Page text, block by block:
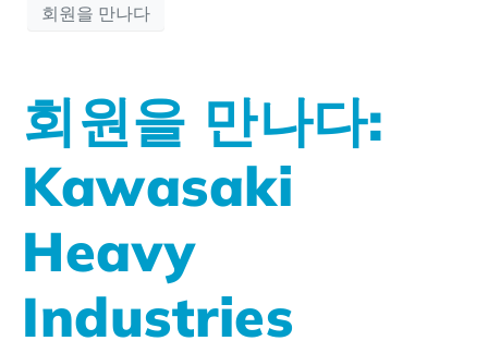
회원을 만나다
회원을 만나다:
Kawasaki
Heavy
Industries